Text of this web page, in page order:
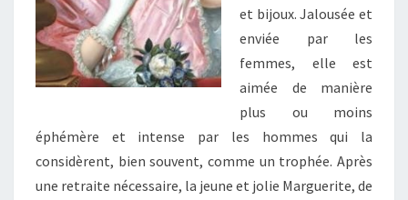
et bijoux. Jalousée et
enviée par les
femmes, elle est
aimée de manière
plus ou moins
éphémère et intense par les hommes qui la
considèrent, bien souvent, comme un trophée. Après
une retraite nécessaire, la jeune et jolie Marguerite, de